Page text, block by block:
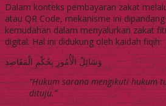
Dalam konteks pembayaran zakat
atau QR Code, mekanisme ini
kemudahan dalam menyalurkan zakat
digital. Hal ini didukung oleh kaidah fiqih:
وَسَائِلُ الْأُمُورِ بِحُكْمِ الْمَقَاصِدِ
“Hukum sarana mengikuti hukum
dituju.”